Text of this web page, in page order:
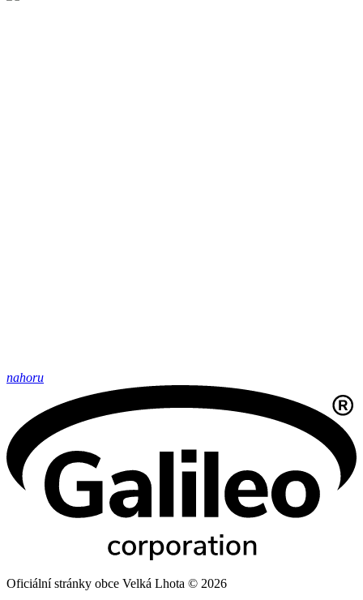
nahoru
Oficiální stránky obce Velká Lhota © 2026